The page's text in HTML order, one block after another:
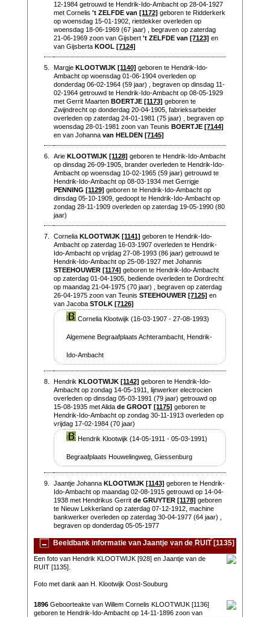
12-1984 getrouwd te Hendrik-Ido-Ambacht op 28-04-1927
met Cornelis't ZELFDE van [1172] geboren te Ridderkerk
op woensdag 15-01-1902, rietdekker overleden op
woensdag 18-06-1969 (67 jaar) , begraven op zaterdag
21-06-1969 zoon van Gijsbert't ZELFDE van [7123] en
van GijsbertaKOOL [7124]
5. MargjeKLOOTWIJK [1140] geboren te Hendrik-Ido-
Ambacht op woensdag 01-06-1904 overleden op
donderdag 06-02-1964 (59 jaar) , begraven op dinsdag 11-
02-1964 getrouwd te Hendrik-Ido-Ambacht op 08-05-1929
met Gerrit MaartenBOERTJE [1173] geboren te
Zwijndrecht op donderdag 20-04-1905, fabrieksarbeider
overleden op zaterdag 24-01-1981 (75 jaar) , begraven op
woensdag 28-01-1981 zoon van TeunisBOERTJE [7144]
en van Johannavan HELDEN [7145]
6. ArieKLOOTWIJK [1128] geboren te Hendrik-Ido-Ambacht
op dinsdag 26-09-1905, brander overleden te Hendrik-Ido-
Ambacht op woensdag 10-02-1965 (59 jaar) getrouwd te
Hendrik-Ido-Ambacht op 08-03-1934 met Gerrigje
PENNING [1129] geboren te Hendrik-Ido-Ambacht op
dinsdag 05-10-1909, gedoopt te Hendrik-Ido-Ambacht op
zondag 28-11-1909 overleden op zaterdag 19-05-1990 (80
jaar)
7. CorneliaKLOOTWIJK [1141] geboren te Hendrik-Ido-
Ambacht op zaterdag 16-03-1907 overleden te Hendrik-
Ido-Ambacht op vrijdag 27-08-1993 (86 jaar) getrouwd te
Hendrik-Ido-Ambacht op 25-08-1927 met Johannis
STEEHOUWER [1174] geboren te Hendrik-Ido-Ambacht
op zaterdag 01-04-1905, bediende overleden te Dordrecht
op maandag 21-04-1975 (70 jaar) , begraven op zaterdag
26-04-1975 zoon van TeunisSTEEHOUWER [7125] en
van JacobaSTOLK [7126]
Cornelia Klootwijk (16-03-1907 - 27-08-1993)
Algemene Begraafplaats Achterambacht, Hendrik-
Ido-Ambacht
8. HendrikKLOOTWIJK [1142] geboren te Hendrik-Ido-
Ambacht op zondag 14-05-1911, lijnwerker electrocien
overleden op dinsdag 05-03-1991 (79 jaar) getrouwd op
15-08-1935 met Alidade GROOT [1175] geboren te
Hendrik-Ido-Ambacht op zondag 30-11-1913 overleden op
vrijdag 17-02-1984 (70 jaar)
Hendrik Klootwijk (14-05-1911 - 05-03-1991)
Begraafplaats Houwelingweg, Giessenburg
9. Jaantje JohannaKLOOTWIJK [1143] geboren te Hendrik-
Ido-Ambacht op maandag 02-08-1915 getrouwd op 14-04-
1938 met Hendrikus Gerritde GRUYTER [1178] geboren
te Nieuw Lekkerland op zaterdag 07-12-1912, machine
bankwerker overleden op zaterdag 30-04-1977 (64 jaar) ,
begraven op donderdag 05-05-1977
Beeldbank informatie van Jaantje van de RUIT [1135]
Een foto van Hendrik KLOOTWIJK [928] en Jaantje van de
RUIT [1135].
Foto met dank aan H. Klootwijk Oost-Souburg
1896Geboorteakte van Willem Cornelis KLOOTWIJK [1136]
geboren te Hendrik-Ido-Ambacht op 14-11-1896 zoon van